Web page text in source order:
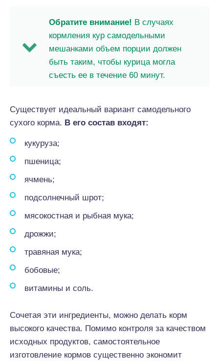
Обратите внимание! В случаях
кормления кур самодельными
мешанками объем порции должен
быть таким, чтобы курица могла
съесть ее в течение 60 минут.
Существует идеальный вариант самодельного
сухого корма. В его состав входят:
кукуруза;
пшеница;
ячмень;
подсолнечный шрот;
мясокостная и рыбная мука;
дрожжи;
травяная мука;
бобовые;
витамины и соль.
Сочетая эти ингредиенты, можно делать корм
высокого качества. Помимо контроля за качеством
исходных продуктов, самостоятельное
изготовление кормов существенно экономит